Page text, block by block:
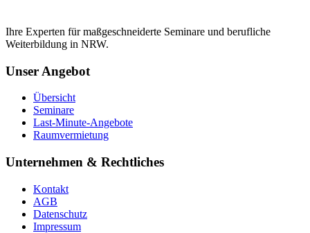
Ihre Experten für maßgeschneiderte Seminare und berufliche
Weiterbildung in NRW.
Unser Angebot
Übersicht
Seminare
Last-Minute-Angebote
Raumvermietung
Unternehmen & Rechtliches
Kontakt
AGB
Datenschutz
Impressum